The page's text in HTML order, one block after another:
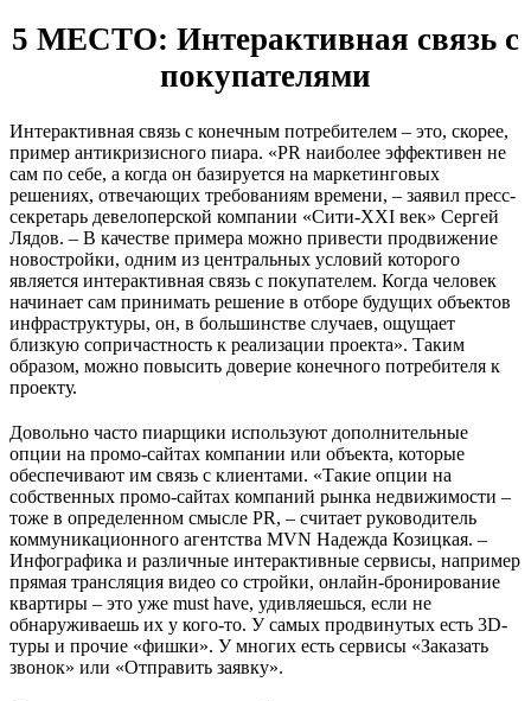
5 МЕСТО: Интерактивная связь с
покупателями
Интерактивная связь с конечным потребителем – это, скорее,
пример антикризисного пиара. «PR наиболее эффективен не
сам по себе, а когда он базируется на маркетинговых
решениях, отвечающих требованиям времени, – заявил пресс-
секретарь девелоперской компании «Сити-XXI век» Сергей
Лядов. – В качестве примера можно привести продвижение
новостройки, одним из центральных условий которого
является интерактивная связь с покупателем. Когда человек
начинает сам принимать решение в отборе будущих объектов
инфраструктуры, он, в большинстве случаев, ощущает
близкую сопричастность к реализации проекта». Таким
образом, можно повысить доверие конечного потребителя к
проекту.
Довольно часто пиарщики используют дополнительные
опции на промо-сайтах компании или объекта, которые
обеспечивают им связь с клиентами. «Такие опции на
собственных промо-сайтах компаний рынка недвижимости –
тоже в определенном смысле PR, – считает руководитель
коммуникационного агентства MVN Надежда Козицкая. –
Инфографика и различные интерактивные сервисы, например
прямая трансляция видео со стройки, онлайн-бронирование
квартиры – это уже must have, удивляешься, если не
обнаруживаешь их у кого-то. У самых продвинутых есть 3D-
туры и прочие «фишки». У многих есть сервисы «Заказать
звонок» или «Отправить заявку».